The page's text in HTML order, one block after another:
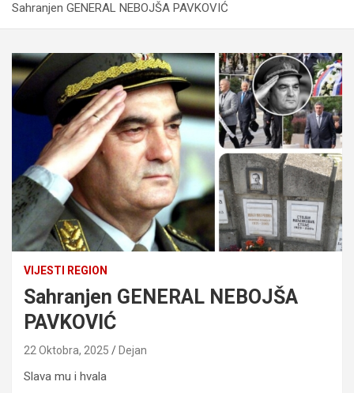
Sahranjen GENERAL NEBOJŠA PAVKOVIĆ
VIJESTI REGION
Sahranjen GENERAL NEBOJŠA
PAVKOVIĆ
22 Oktobra, 2025 Dejan
Slava mu i hvala